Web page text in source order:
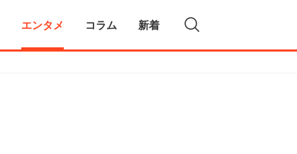
エンタメ コラム 新着